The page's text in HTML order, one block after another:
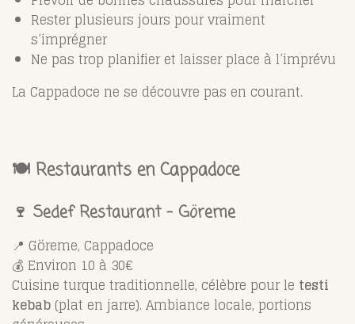
Rester plusieurs jours pour vraiment
s’imprégner
Ne pas trop planifier et laisser place à l’imprévu
La Cappadoce ne se découvre pas en courant.
🍽️ Restaurants en Cappadoce
🍷 Sedef Restaurant – Göreme
📍 Göreme, Cappadoce
💰 Environ 10 à 30€
Cuisine turque traditionnelle, célèbre pour le testi
kebab (plat en jarre). Ambiance locale, portions